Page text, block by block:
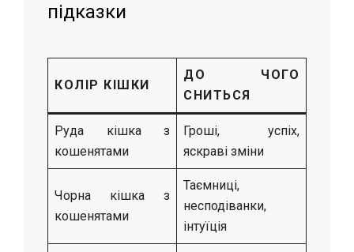
підказки
КОЛІР КІШКИ
ДО ЧОГО
СНИТЬСЯ
Руда кішка з
кошенятами
Гроші, успіх,
яскраві зміни
Чорна кішка з
кошенятами
Таємниці,
несподіванки,
інтуїція